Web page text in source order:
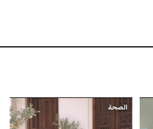
الصحة